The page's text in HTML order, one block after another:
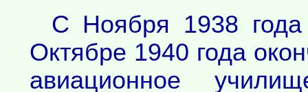
С Ноября 1938
Октябре 1940 года
авиационное